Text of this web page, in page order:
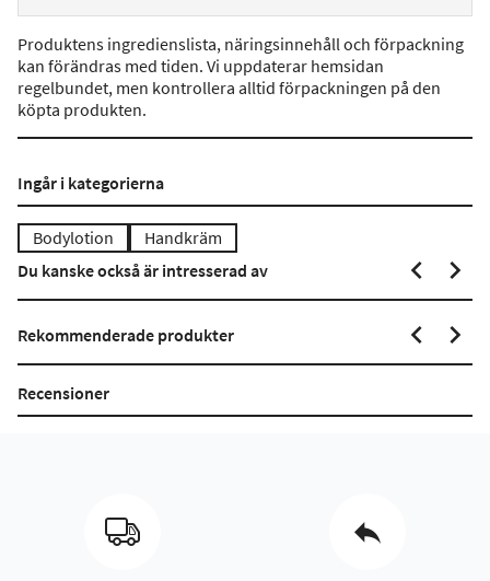
Produktens ingredienslista, näringsinnehåll och förpackning
kan förändras med tiden. Vi uppdaterar hemsidan
regelbundet, men kontrollera alltid förpackningen på den
köpta produkten.
Ingår i kategorierna
Bodylotion
Handkräm
Du kanske också är intresserad av
Rekommenderade produkter
Recensioner